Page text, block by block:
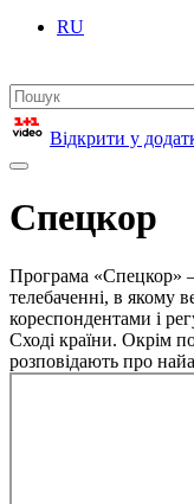
RU
Відкрити у
Спецкор
Програма «Спецкор»
телебаченні, в якому
кореспондентами і
Сході країни. Окрім
розповідають про